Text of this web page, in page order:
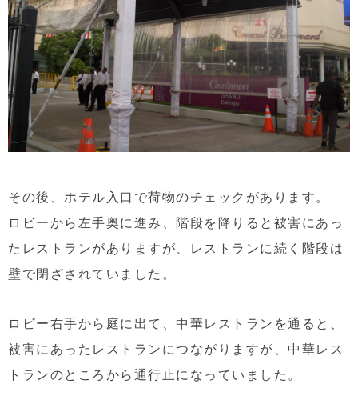
その後、ホテル入口で荷物のチェックがあります。
ロビーから左手奥に進み、階段を降りると被害にあっ
たレストランがありますが、レストランに続く階段は
壁で閉ざされていました。
ロビー右手から庭に出て、中華レストランを通ると、
被害にあったレストランにつながりますが、中華レス
トランのところから通行止になっていました。